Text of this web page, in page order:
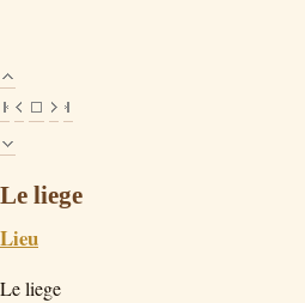
Le liege
Lieu
Le liege